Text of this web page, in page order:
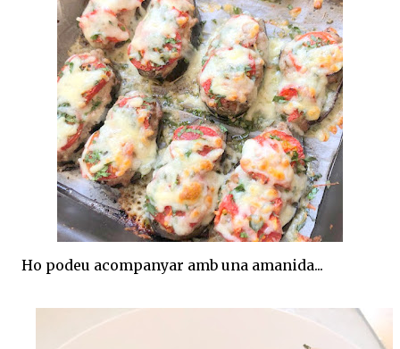
Ho podeu acompanyar amb una amanida...